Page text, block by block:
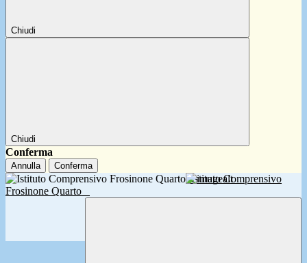
Chiudi
Chiudi
Conferma
Annulla Conferma
Istituto Comprensivo
Frosinone Quarto